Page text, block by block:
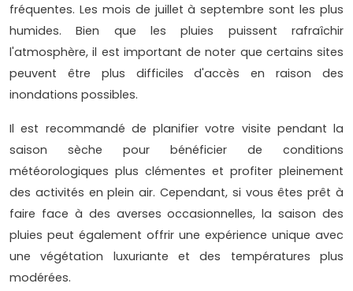
fréquentes. Les mois de juillet à septembre sont les plus
humides. Bien que les pluies puissent rafraîchir
l'atmosphère, il est important de noter que certains sites
peuvent être plus difficiles d'accès en raison des
inondations possibles.
Il est recommandé de planifier votre visite pendant la
saison sèche pour bénéficier de conditions
météorologiques plus clémentes et profiter pleinement
des activités en plein air. Cependant, si vous êtes prêt à
faire face à des averses occasionnelles, la saison des
pluies peut également offrir une expérience unique avec
une végétation luxuriante et des températures plus
modérées.